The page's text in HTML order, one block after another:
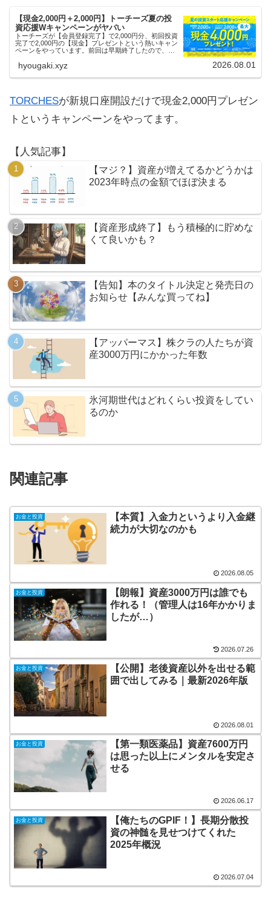
【現金2,000円＋2,000円】トーチーズ夏の投
資応援Wキャンペーンがヤバい
トーチーズが【会員登録完了】で2,000円分、初回投資
完了で2,000円の【現金】プレゼントという熱いキャン
ペーンをやっています。前回は早期終了したので、使
hyougaki.xyz 2026.08.01
TORCHESが新規口座開設だけで現金2,000円プレゼン
トというキャンペーンをやってます。
【人気記事】
【マジ？】資産が増えてるかどうかは
2023年時点の金額でほぼ決まる
【資産形成終了】もう積極的に貯めな
くて良いかも？
【告知】本のタイトル決定と発売日の
お知らせ【みんな買ってね】
【アッパーマス】株クラの人たちが資
産3000万円にかかった年数
氷河期世代はどれくらい投資をしてい
るのか
関連記事
お金と投資
【本質】入金力というより入金継
続力が大切なのかも
2026.08.05
お金と投資
【朗報】資産3000万円は誰でも
作れる！（管理人は16年かかりま
したが…）
2026.07.26
お金と投資
【公開】老後資産以外を出せる範
囲で出してみる｜最新2026年版
2026.08.01
お金と投資
【第一類医薬品】資産7600万円
は思った以上にメンタルを安定さ
せる
2026.06.17
お金と投資
【俺たちのGPIF！】長期分散投
資の神髄を見せつけてくれた
2025年概況
2026.07.04